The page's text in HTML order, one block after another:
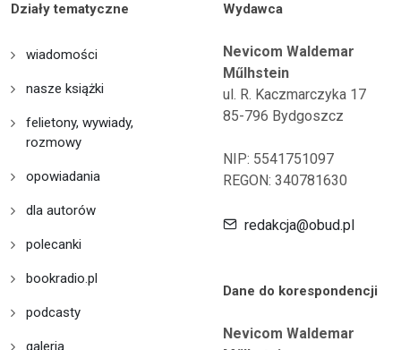
Działy tematyczne
wiadomości
nasze książki
felietony, wywiady,
rozmowy
opowiadania
dla autorów
polecanki
bookradio.pl
podcasty
galeria
Wydawca
Nevicom Waldemar
Műlhstein
ul. R. Kaczmarczyka 17
85-796 Bydgoszcz
NIP: 5541751097
REGON: 340781630
redakcja@obud.pl
Dane do korespondencji
Nevicom Waldemar